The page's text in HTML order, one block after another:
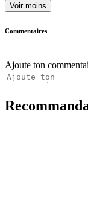
Voir moins
Commentaires
Ajoute ton